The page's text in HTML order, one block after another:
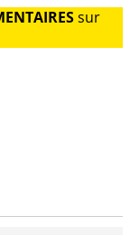
sur